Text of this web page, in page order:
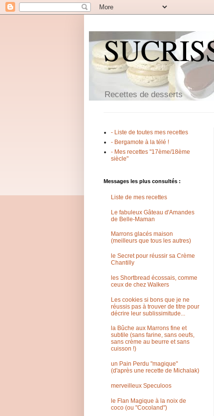
Recettes de desserts
- Liste de toutes mes recettes
- Bergamote à la télé !
- Mes recettes "17ème/18ème
siècle"
Messages les plus consultés :
Liste de mes recettes
Le fabuleux Gâteau d'Amandes
de Belle-Maman
Marrons glacés maison
(meilleurs que tous les autres)
le Secret pour réussir sa Crème
Chantilly
les Shortbread écossais, comme
ceux de chez Walkers
Les cookies si bons que je ne
réussis pas à trouver de titre pour
décrire leur sublissimitude...
la Bûche aux Marrons fine et
subtile (sans farine, sans oeufs,
sans crème au beurre et sans
cuisson !)
un Pain Perdu "magique"
(d'après une recette de Michalak)
merveilleux Speculoos
le Flan Magique à la noix de
coco (ou "Cocoland")